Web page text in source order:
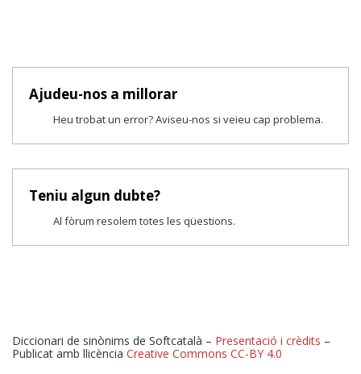
Ajudeu-nos a millorar
Heu trobat un error? Aviseu-nos si veieu cap problema.
Teniu algun dubte?
Al fòrum resolem totes les qüestions.
Diccionari de sinònims de Softcatalà – Presentació i crèdits –
Publicat amb llicència Creative Commons CC-BY 4.0